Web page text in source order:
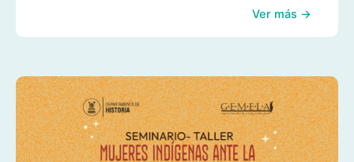
Ver más →